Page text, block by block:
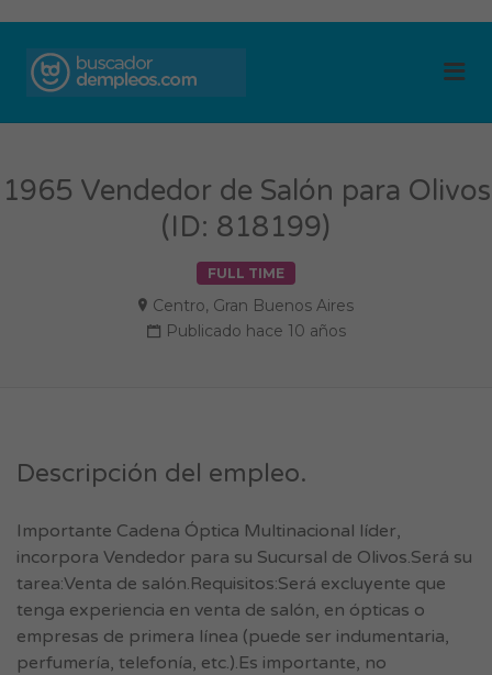
1965 Vendedor de Salón para Olivos
(ID: 818199)
FULL TIME
Centro, Gran Buenos Aires
Publicado hace 10 años
Descripción del empleo.
Importante Cadena Óptica Multinacional líder,
incorpora Vendedor para su Sucursal de Olivos.Será su
tarea:Venta de salón.Requisitos:Será excluyente que
tenga experiencia en venta de salón, en ópticas o
empresas de primera línea (puede ser indumentaria,
perfumería, telefonía, etc.).Es importante, no